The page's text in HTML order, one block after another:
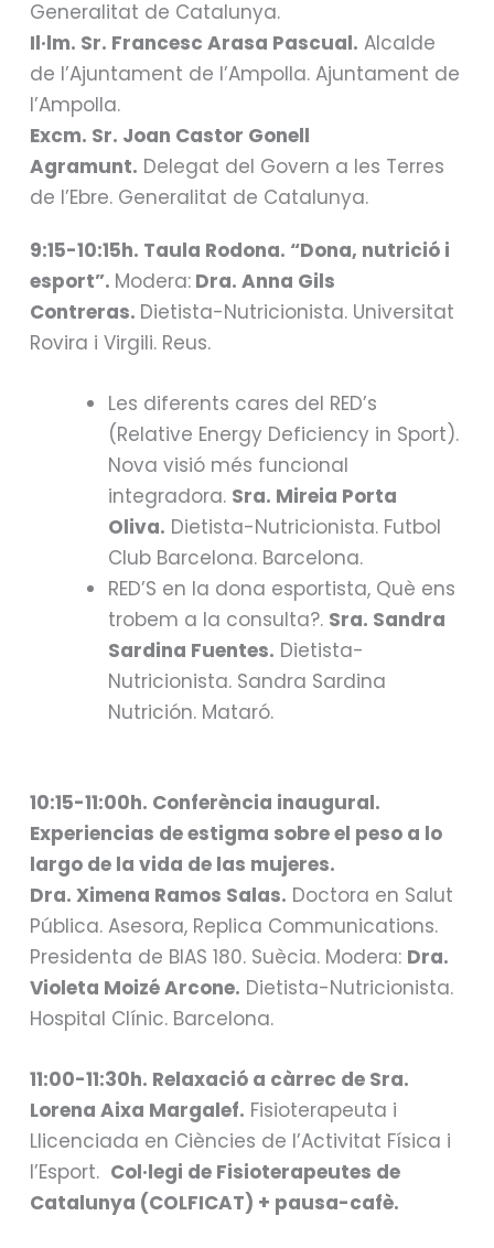
Generalitat de Catalunya.
Il·lm. Sr. Francesc Arasa Pascual. Alcalde
de l’Ajuntament de l’Ampolla. Ajuntament de
l’Ampolla.
Excm. Sr. Joan Castor Gonell
Agramunt. Delegat del Govern a les Terres
de l’Ebre. Generalitat de Catalunya.
9:15-10:15h. Taula Rodona. “Dona, nutrició i
esport”. Modera: Dra. Anna Gils
Contreras. Dietista-Nutricionista. Universitat
Rovira i Virgili. Reus.
Les diferents cares del RED’s
(Relative Energy Deficiency in Sport).
Nova visió més funcional
integradora. Sra. Mireia Porta
Oliva. Dietista-Nutricionista. Futbol
Club Barcelona. Barcelona.
RED’S en la dona esportista, Què ens
trobem a la consulta?. Sra. Sandra
Sardina Fuentes. Dietista-
Nutricionista. Sandra Sardina
Nutrición. Mataró.
10:15-11:00h. Conferència inaugural.
Experiencias de estigma sobre el peso a lo
largo de la vida de las mujeres.
Dra. Ximena Ramos Salas. Doctora en Salut
Pública. Asesora, Replica Communications.
Presidenta de BIAS 180. Suècia. Modera: Dra.
Violeta Moizé Arcone. Dietista-Nutricionista.
Hospital Clínic. Barcelona.
11:00-11:30h. Relaxació a càrrec de Sra.
Lorena Aixa Margalef. Fisioterapeuta i
Llicenciada en Ciències de l’Activitat Física i
l’Esport. Col·legi de Fisioterapeutes de
Catalunya (COLFICAT) + pausa-cafè.